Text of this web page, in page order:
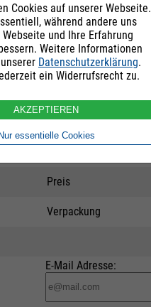
Rohstoffgruppe
Untergruppe
Prüfzeugnis
Preis
Verpackung
E-Mail Adresse:
Cookies auf unserer Webseite.
während andere uns
und Ihre Erfahrung
Weitere Informationen
Datenschutzerklärung.
ein Widerrufsrecht zu.
AKZEPTIEREN
essentielle Cookies